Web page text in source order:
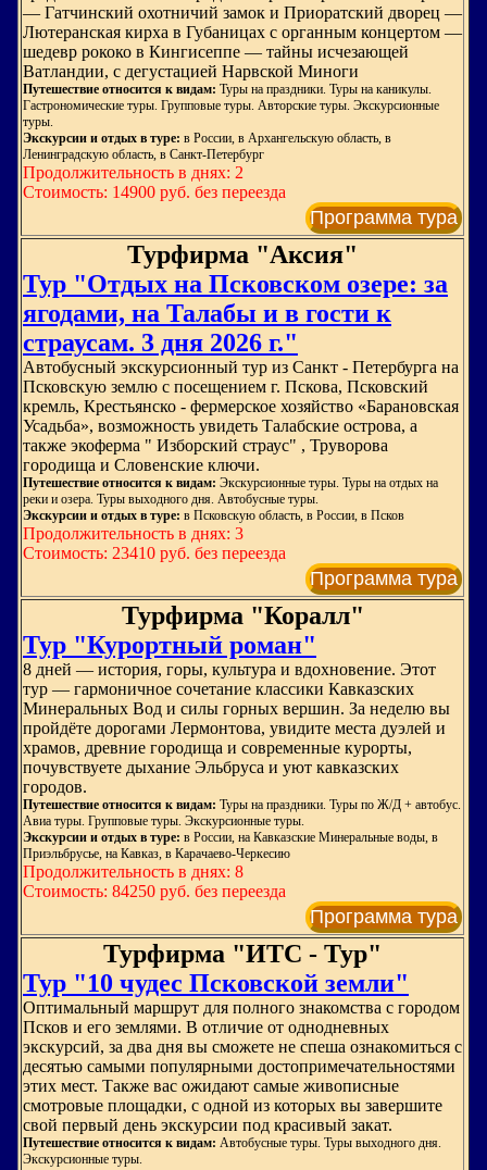
— Гатчинский охотничий замок и Приоратский дворец —
Лютеранская кирха в Губаницах с органным концертом —
шедевр рококо в Кингисеппе — тайны исчезающей
Ватландии, с дегустацией Нарвской Миноги
Путешествие относится к видам: Туры на праздники. Туры на каникулы.
Гастрономические туры. Групповые туры. Авторские туры. Экскурсионные
туры.
Экскурсии и отдых в туре: в России, в Архангельскую область, в
Ленинградскую область, в Санкт-Петербург
Продолжительность в днях: 2
Стоимость: 14900 руб. без переезда
Программа тура
Турфирма "Аксия"
Тур "Отдых на Псковском озере: за
ягодами, на Талабы и в гости к
страусам. 3 дня 2026 г."
Автобусный экскурсионный тур из Санкт - Петербурга на
Псковскую землю с посещением г. Пскова, Псковский
кремль, Крестьянско - фермерское хозяйство «Барановская
Усадьба», возможность увидеть Талабские острова, а
также экоферма " Изборский страус" , Труворова
городища и Словенские ключи.
Путешествие относится к видам: Экскурсионные туры. Туры на отдых на
реки и озера. Туры выходного дня. Автобусные туры.
Экскурсии и отдых в туре: в Псковскую область, в России, в Псков
Продолжительность в днях: 3
Стоимость: 23410 руб. без переезда
Программа тура
Турфирма "Коралл"
Тур "Курортный роман"
8 дней — история, горы, культура и вдохновение. Этот
тур — гармоничное сочетание классики Кавказских
Минеральных Вод и силы горных вершин. За неделю вы
пройдёте дорогами Лермонтова, увидите места дуэлей и
храмов, древние городища и современные курорты,
почувствуете дыхание Эльбруса и уют кавказских
городов.
Путешествие относится к видам: Туры на праздники. Туры по Ж/Д + автобус.
Авиа туры. Групповые туры. Экскурсионные туры.
Экскурсии и отдых в туре: в России, на Кавказские Минеральные воды, в
Приэльбрусье, на Кавказ, в Карачаево-Черкесию
Продолжительность в днях: 8
Стоимость: 84250 руб. без переезда
Программа тура
Турфирма "ИТС - Тур"
Тур "10 чудес Псковской земли"
Оптимальный маршрут для полного знакомства с городом
Псков и его землями. В отличие от однодневных
экскурсий, за два дня вы сможете не спеша ознакомиться с
десятью самыми популярными достопримечательностями
этих мест. Также вас ожидают самые живописные
смотровые площадки, с одной из которых вы завершите
свой первый день экскурсии под красивый закат.
Путешествие относится к видам: Автобусные туры. Туры выходного дня.
Экскурсионные туры.